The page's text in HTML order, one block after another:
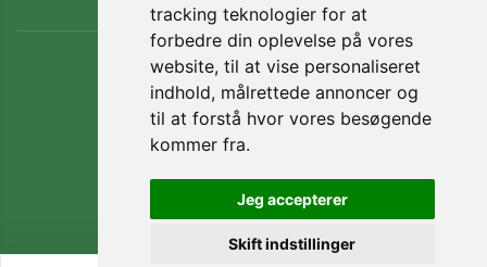
tracking teknologier for at
forbedre din oplevelse på vores
website, til at vise personaliseret
indhold, målrettede annoncer og
til at forstå hvor vores besøgende
kommer fra.
Jeg accepterer
Skift indstillinger